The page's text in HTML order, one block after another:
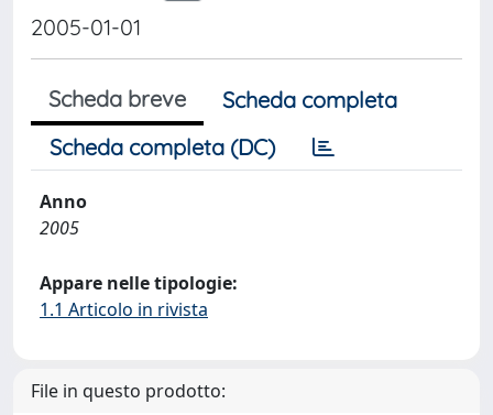
2005-01-01
Scheda breve
Scheda completa
Scheda completa (DC)
Anno
2005
Appare nelle tipologie:
1.1 Articolo in rivista
File in questo prodotto: